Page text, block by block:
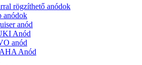
rögzíthető anódok
anódok
anód
Anód
anód
Anód